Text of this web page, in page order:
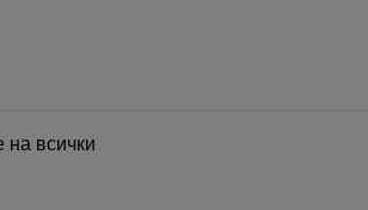
на всички